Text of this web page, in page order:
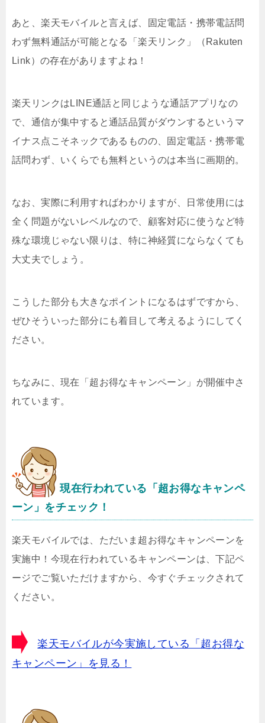
あと、楽天モバイルと言えば、固定電話・携帯電話問
わず無料通話が可能となる「楽天リンク」（Rakuten
Link）の存在がありますよね！
楽天リンクはLINE通話と同じような通話アプリなの
で、通信が集中すると通話品質がダウンするというマ
イナス点こそネックであるものの、固定電話・携帯電
話問わず、いくらでも無料というのは本当に画期的。
なお、実際に利用すればわかりますが、日常使用には
全く問題がないレベルなので、顧客対応に使うなど特
殊な環境じゃない限りは、特に神経質にならなくても
大丈夫でしょう。
こうした部分も大きなポイントになるはずですから、
ぜひそういった部分にも着目して考えるようにしてく
ださい。
ちなみに、現在「超お得なキャンペーン」が開催中さ
れています。
現在行われている「超お得なキャンペ
ーン」をチェック！
楽天モバイルでは、ただいま超お得なキャンペーンを
実施中！今現在行われているキャンペーンは、下記ペ
ージでご覧いただけますから、今すぐチェックされて
ください。
楽天モバイルが今実施している「超お得な
キャンペーン」を見る！